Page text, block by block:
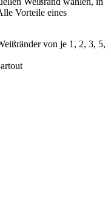
Vorteile eines
von je 1, 2, 3, 5,